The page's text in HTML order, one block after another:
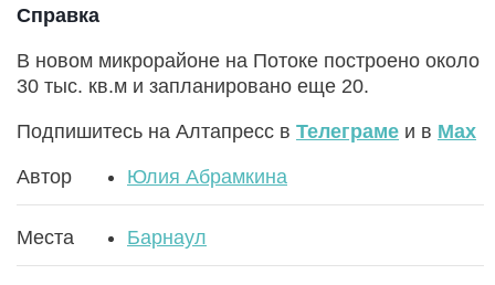
Справка
В новом микрорайоне на Потоке построено около
30 тыс. кв.м и запланировано еще 20.
Подпишитесь на Алтапресс в Телеграме и в Max
Автор Юлия Абрамкина
Места Барнаул